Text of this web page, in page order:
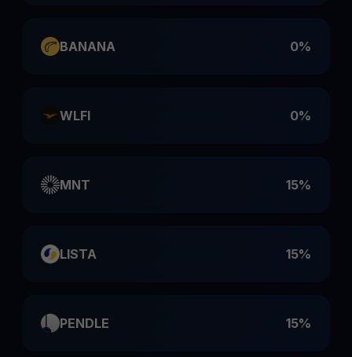
BANANA 0%
WLFI 0%
MNT 15%
LISTA 15%
PENDLE 15%